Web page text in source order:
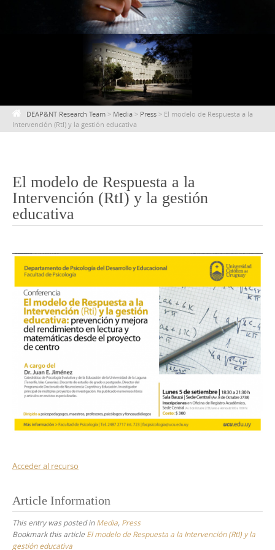
DEAP&NT Research Team > Media > Press > El modelo de Respuesta a la
Intervención (RtI) y la gestión educativa
El modelo de Respuesta a la
Intervención (RtI) y la gestión
educativa
Acceder al recurso
Article Information
This entry was posted inMedia, Press
Bookmark this article El modelo de Respuesta a la Intervención (RtI) y la
gestión educativa